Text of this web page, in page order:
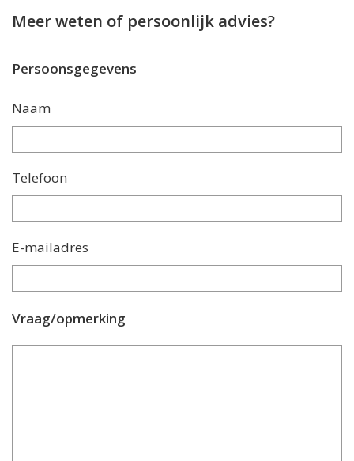
Meer weten of persoonlijk advies?
Persoonsgegevens
Naam
Telefoon
E-mailadres
Vraag/opmerking